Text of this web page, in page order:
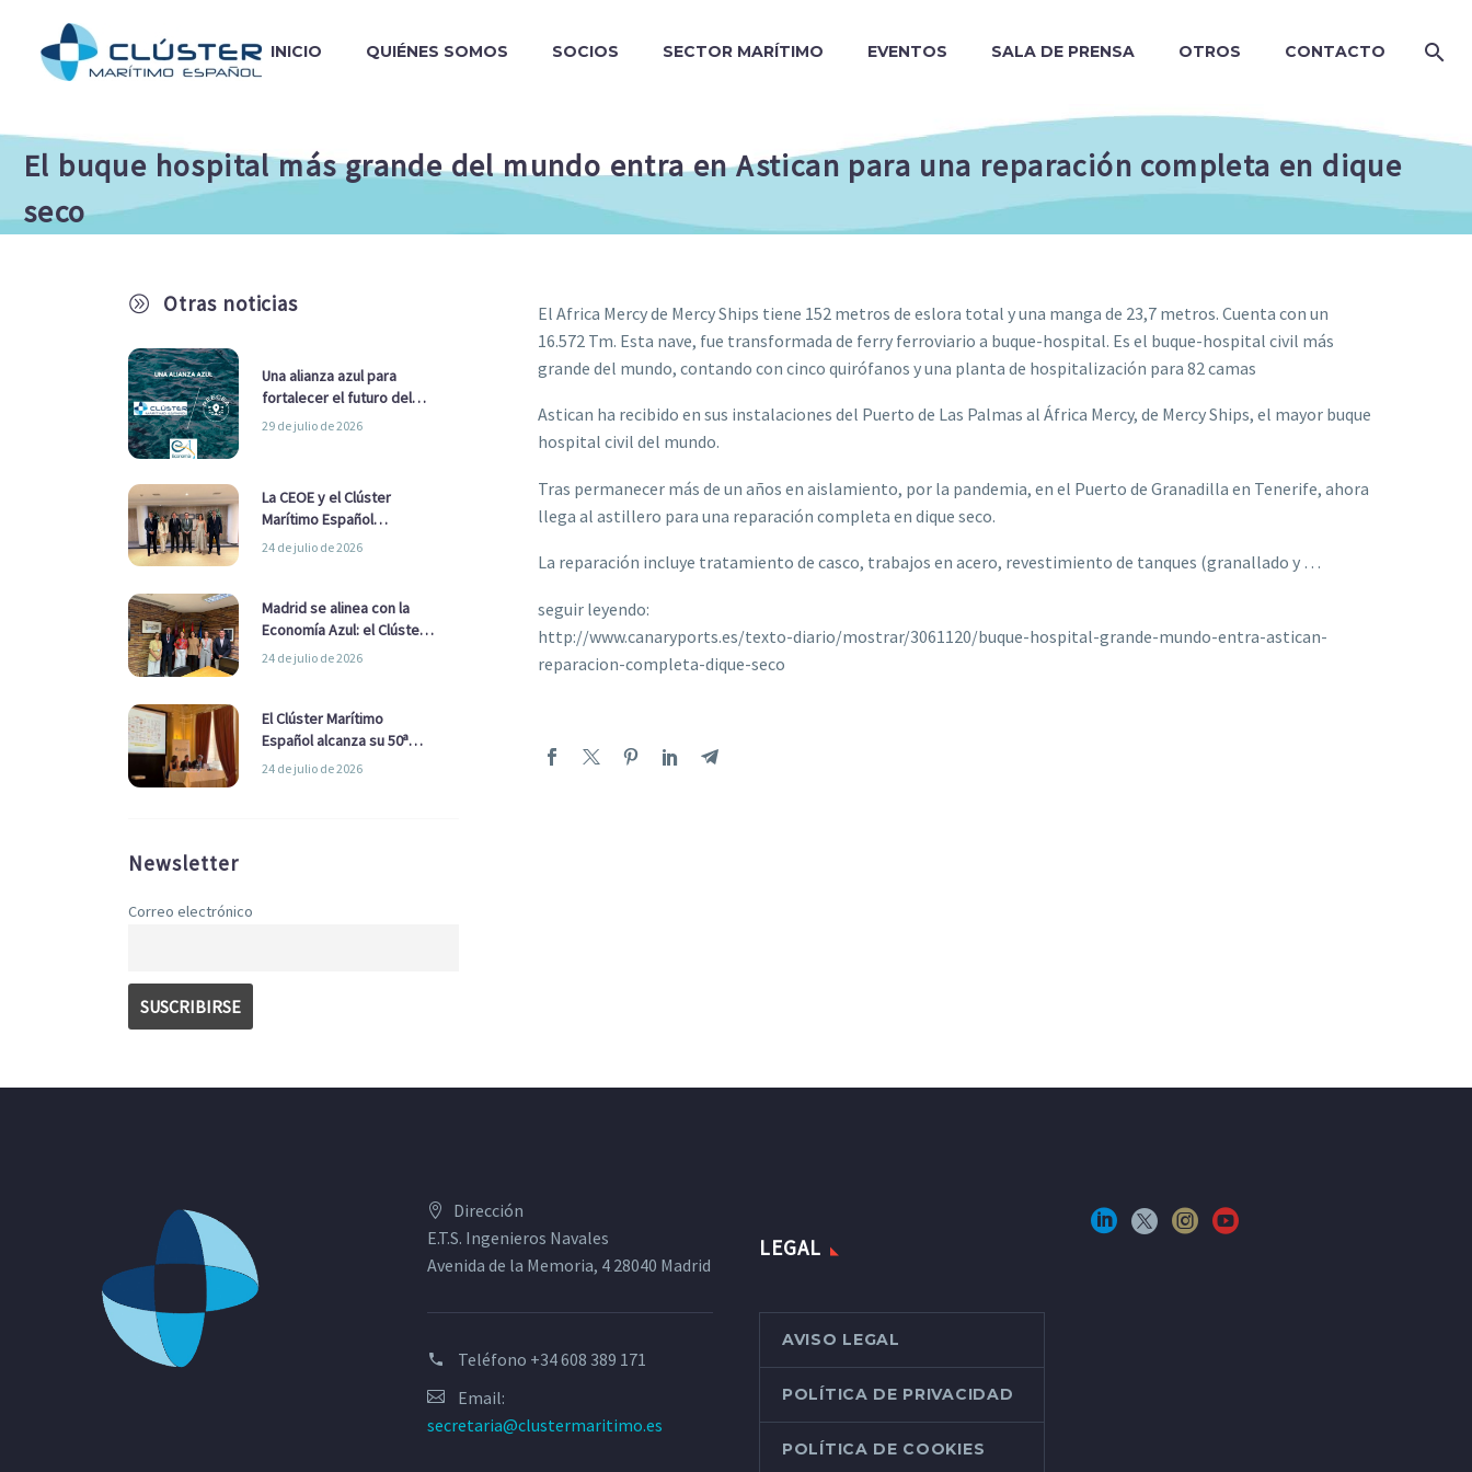
INICIO QUIÉNES SOMOS SOCIOS SECTOR MARÍTIMO EVENTOS SALA DE PRENSA OTROS CONTACTO
El buque hospital más grande del mundo entra en Astican para una reparación completa en dique
seco
A Otras noticias
Una alianza azul para
fortalecer el futuro del
sector marítimo
29 de julio de 2026
La CEOE y el Clúster
Marítimo Español
refuerzan su alianza para
24 de julio de 2026
Madrid se alinea con la
Economía Azul: el Clúster
Marítimo Español y la Real
Ayuntamiento
24 de julio de 2026
El Clúster Marítimo
Español alcanza su 50ª
Asamblea reafirmando su
24 de julio de 2026
Newsletter
Correo electrónico
El Africa Mercy de Mercy Ships tiene 152 metros de eslora total y una manga de 23,7 metros. Cuenta con un
16.572 Tm. Esta nave, fue transformada de ferry ferroviario a buque-hospital. Es el buque-hospital civil más
grande del mundo, contando con cinco quirófanos y una planta de hospitalización para 82 camas
Astican ha recibido en sus instalaciones del Puerto de Las Palmas al África Mercy, de Mercy Ships, el mayor buque
hospital civil del mundo.
Tras permanecer más de un años en aislamiento, por la pandemia, en el Puerto de Granadilla en Tenerife, ahora
llega al astillero para una reparación completa en dique seco.
La reparación incluye tratamiento de casco, trabajos en acero, revestimiento de tanques (granallado y …
seguir leyendo:
http://www.canaryports.es/texto-diario/mostrar/3061120/buque-hospital-grande-mundo-entra-astican-
reparacion-completa-dique-seco
Dirección
E.T.S. Ingenieros Navales
Avenida de la Memoria, 4 28040 Madrid
Teléfono +34 608 389 171
Email:
secretaria@clustermaritimo.es
LEGAL
AVISO LEGAL
POLÍTICA DE PRIVACIDAD
POLÍTICA DE COOKIES